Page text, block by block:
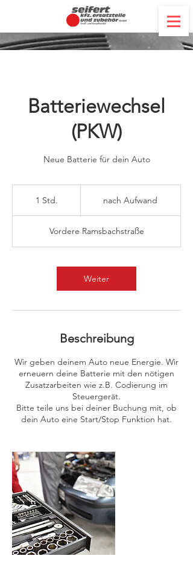
Batteriewechsel
(PKW)
Neue Batterie für dein Auto
1 Std.
d
nach Aufwand
Vordere Ramsbachstraße
Weiter
Beschreibung
Wir geben deinem Auto neue Energie. Wir
erneuern deine Batterie mit den nötigen
Zusatzarbeiten wie z.B. Codierung im
Steuergerät.
Bitte teile uns bei deiner Buchung mit, ob
dein Auto eine Start/Stop Funktion hat.